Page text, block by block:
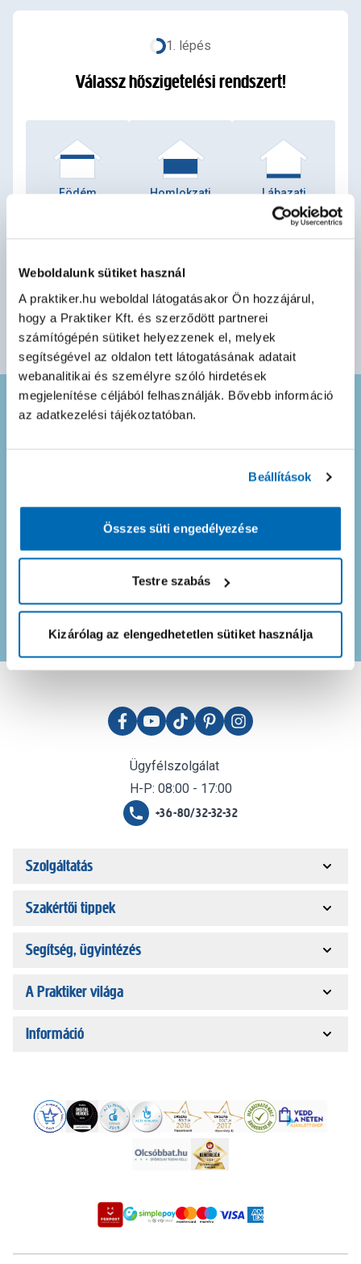
Weboldalunk sütiket használ
A praktiker.hu weboldal látogatásakor Ön hozzájárul,
hogy a Praktiker Kft. és szerződött partnerei
számítógépén sütiket helyezzenek el, melyek
segítségével az oldalon tett látogatásának adatait
webanalitikai és személyre szóló hirdetések
megjelenítése céljából felhasználják. Bővebb információ
az adatkezelési tájékoztatóban.
Beállítások
Összes süti engedélyezése
Testre szabás
Kizárólag az elengedhetetlen sütiket használja
1. lépés
Válassz hőszigetelési rendszert!
Födém
Homlokzati
Lábazati
szigetelés
Tovább
Ne maradj le semmiről! Iratkozz fel
Feliratkozom
Ügyfélszolgálat
H-P: 08:00 - 17:00
+36-80/32-32-32
Szolgáltatás
Szakértői tippek
Segítség, ügyintézés
A Praktiker világa
Információ